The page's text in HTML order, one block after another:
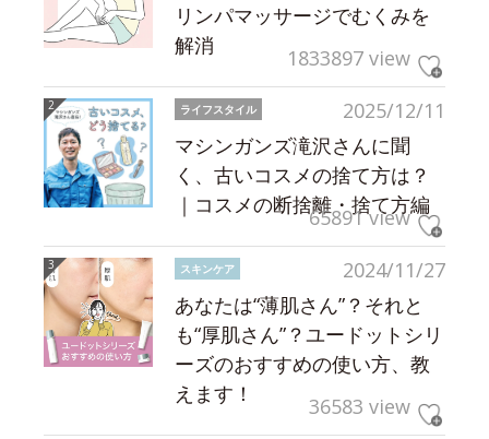
リンパマッサージでむくみを
解消
1833897 view
2025/12/11
ライフスタイル
マシンガンズ滝沢さんに聞
く、古いコスメの捨て方は？
｜コスメの断捨離・捨て方編
65891 view
2024/11/27
スキンケア
あなたは“薄肌さん”？それと
も“厚肌さん”？ユードットシリ
ーズのおすすめの使い方、教
えます！
36583 view